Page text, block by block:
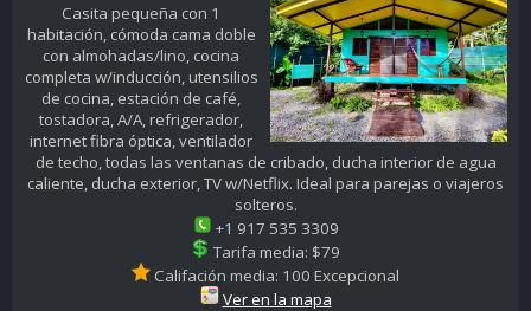
Casita pequeña con 1
habitación, cómoda cama doble
con almohadas/lino, cocina
completa w/inducción, utensilios
de cocina, estación de café,
tostadora, A/A, refrigerador,
internet fibra óptica, ventilador
de techo, todas las ventanas de cribado, ducha interior de agua
caliente, ducha exterior, TV w/Netflix. Ideal para parejas o viajeros
solteros.
+1 917 535 3309
Tarifa media: $79
Califación media: 100 Excepcional
Ver en la mapa